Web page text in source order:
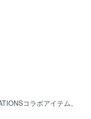
コラボアイテム。